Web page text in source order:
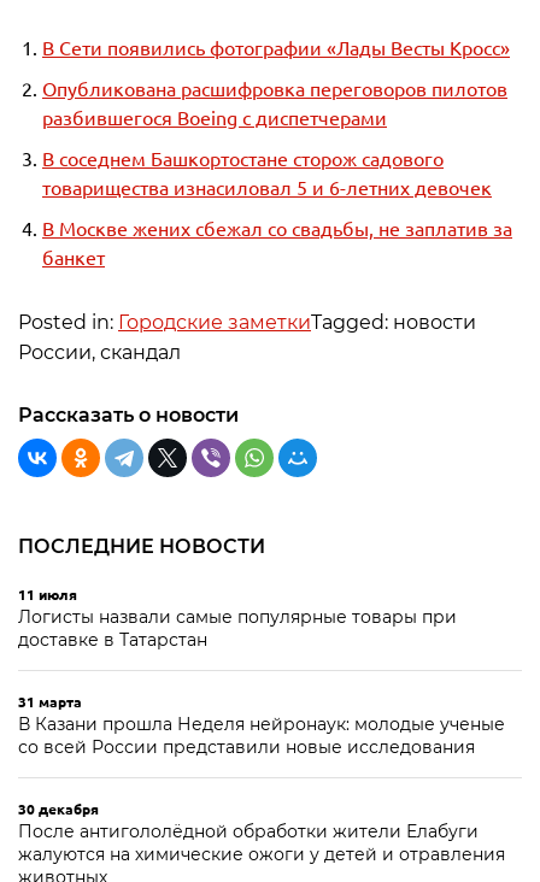
В Сети появились фотографии «Лады Весты Кросс»
Опубликована расшифровка переговоров пилотов
разбившегося Boeing с диспетчерами
В соседнем Башкортостане сторож садового
товарищества изнасиловал 5 и 6-летних девочек
В Москве жених сбежал со свадьбы, не заплатив за
банкет
Posted in: Городские заметкиTagged: новости
России, скандал
Рассказать о новости
ПОСЛЕДНИЕ НОВОСТИ
11 июля
Логисты назвали самые популярные товары при
доставке в Татарстан
31 марта
В Казани прошла Неделя нейронаук: молодые ученые
со всей России представили новые исследования
30 декабря
После антигололёдной обработки жители Елабуги
жалуются на химические ожоги у детей и отравления
животных